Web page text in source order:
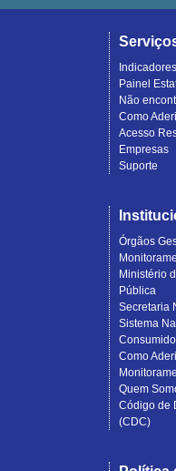
Indicadores
Painel
Não
Como
Acesso
Empresas
Suporte
Órgãos
Ministério
Pública
Secretaria
Sistema
Como
Quem
Código de
(CDC)